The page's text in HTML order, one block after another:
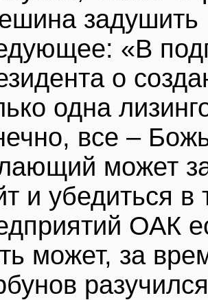
задушить
«В
о
одна
все –
может
и убедиться
ОАК
может, за